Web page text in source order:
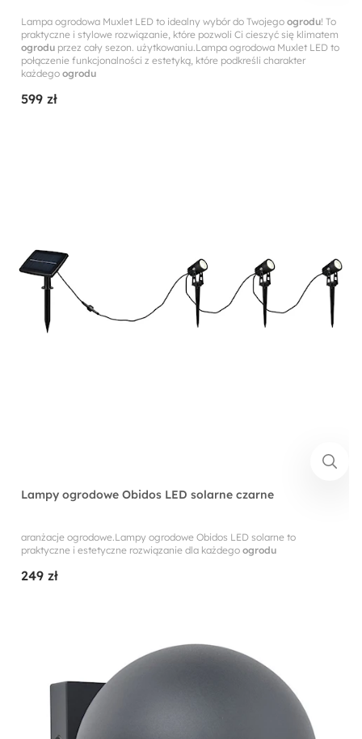
Lampa ogrodowa Muxlet LED to idealny wybór do Twojego ogrodu! To
praktyczne i stylowe rozwiązanie, które pozwoli Ci cieszyć się klimatem
ogrodu przez cały sezon. użytkowaniu.Lampa ogrodowa Muxlet LED to
połączenie funkcjonalności z estetyką, które podkreśli charakter
każdego ogrodu
599 zł
Lampy ogrodowe Obidos LED solarne czarne
aranżacje ogrodowe.Lampy ogrodowe Obidos LED solarne to
praktyczne i estetyczne rozwiązanie dla każdego ogrodu
249 zł